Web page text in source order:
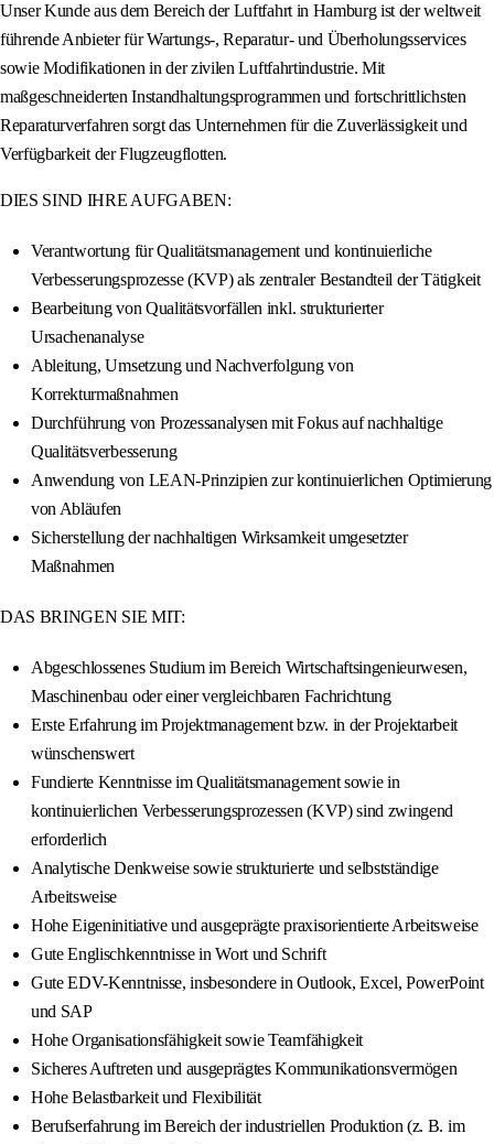
Unser Kunde aus dem Bereich der Luftfahrt in Hamburg ist der weltweit
führende Anbieter für Wartungs-, Reparatur- und Überholungsservices
sowie Modifikationen in der zivilen Luftfahrtindustrie. Mit
maßgeschneiderten Instandhaltungsprogrammen und fortschrittlichsten
Reparaturverfahren sorgt das Unternehmen für die Zuverlässigkeit und
Verfügbarkeit der Flugzeugflotten.
DIES SIND IHRE AUFGABEN:
Verantwortung für Qualitätsmanagement und kontinuierliche
Verbesserungsprozesse (KVP) als zentraler Bestandteil der Tätigkeit
Bearbeitung von Qualitätsvorfällen inkl. strukturierter
Ursachenanalyse
Ableitung, Umsetzung und Nachverfolgung von
Korrekturmaßnahmen
Durchführung von Prozessanalysen mit Fokus auf nachhaltige
Qualitätsverbesserung
Anwendung von LEAN-Prinzipien zur kontinuierlichen Optimierung
von Abläufen
Sicherstellung der nachhaltigen Wirksamkeit umgesetzter
Maßnahmen
DAS BRINGEN SIE MIT:
Abgeschlossenes Studium im Bereich Wirtschaftsingenieurwesen,
Maschinenbau oder einer vergleichbaren Fachrichtung
Erste Erfahrung im Projektmanagement bzw. in der Projektarbeit
wünschenswert
Fundierte Kenntnisse im Qualitätsmanagement sowie in
kontinuierlichen Verbesserungsprozessen (KVP) sind zwingend
erforderlich
Analytische Denkweise sowie strukturierte und selbstständige
Arbeitsweise
Hohe Eigeninitiative und ausgeprägte praxisorientierte Arbeitsweise
Gute Englischkenntnisse in Wort und Schrift
Gute EDV-Kenntnisse, insbesondere in Outlook, Excel, PowerPoint
und SAP
Hohe Organisationsfähigkeit sowie Teamfähigkeit
Sicheres Auftreten und ausgeprägtes Kommunikationsvermögen
Hohe Belastbarkeit und Flexibilität
Berufserfahrung im Bereich der industriellen Produktion (z. B. im